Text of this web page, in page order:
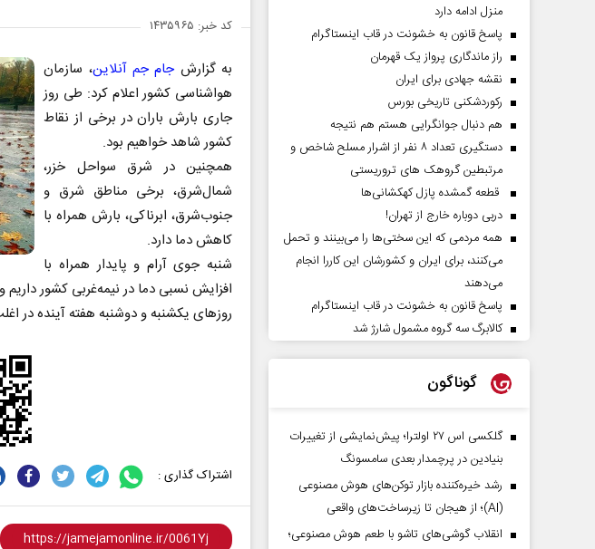
کد خبر: ۱۴۳۵۹۶۵
به گزارشجام جم آنلاین، سازمان
هواشناسی کشور اعلام کرد: طی روز
جاری بارش باران در برخی از نقاط
کشور شاهد خواهیم بود.
همچنین در شرق سواحل خزر،
شمال‌شرق، برخی مناطق شرق و
جنوب‌شرق، ابرناکی، بارش همراه با
کاهش دما دارد.
شنبه جوی آرام و پایدار همراه با
افزایش نسبی دما در نیمه‌غربی کشور
روز‌های یکشنبه و دوشنبه هفته آینده در
اشتراک گذاری :
منزل ادامه دارد
پاسخ قانون به خشونت در قاب اینستاگرام
راز ماندگاری پرواز یک قهرمان
نقشه جهادی برای ایران
رکوردشکنی تاریخی بورس
هم دنبال جوانگرایی هستم هم نتیجه
دستگیری تعداد ۸ نفر از اشرار مسلح شاخص و
مرتبطین گروهک های تروریستی
قطعه گمشده پازل کهکشانی‌ها
دربی دوباره خارج از تهران!
همه مردمی که این سختی‌ها را می‌بینند و تحمل
می‌کنند، برای ایران و کشورشان این کاررا انجام
می‌دهند
پاسخ قانون به خشونت در قاب اینستاگرام
کالابرگ سه گروه مشمول شارژ شد
گوناگون
گلکسی اس ۲۷ اولترا؛ پیش‌نمایشی از تغییرات
بنیادین در پرچمدار بعدی سامسونگ
رشد خیره‌کننده بازار توکن‌های هوش مصنوعی
(AI)؛ از هیجان تا زیرساخت‌های واقعی
انقلاب گوشی‌های تاشو‌ با طعم هوش مصنوعی؛